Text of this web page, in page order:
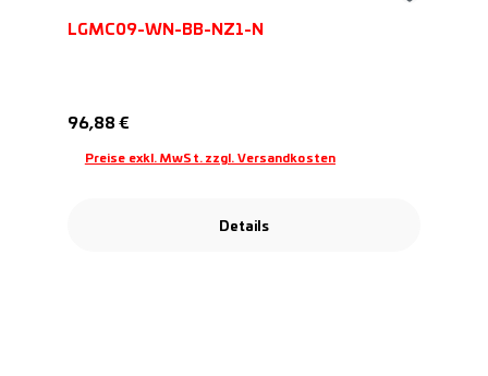
LGMC09-WN-BB-NZ1-N
Regulärer Preis:
96,88 €
Preise exkl. MwSt. zzgl. Versandkosten
Details